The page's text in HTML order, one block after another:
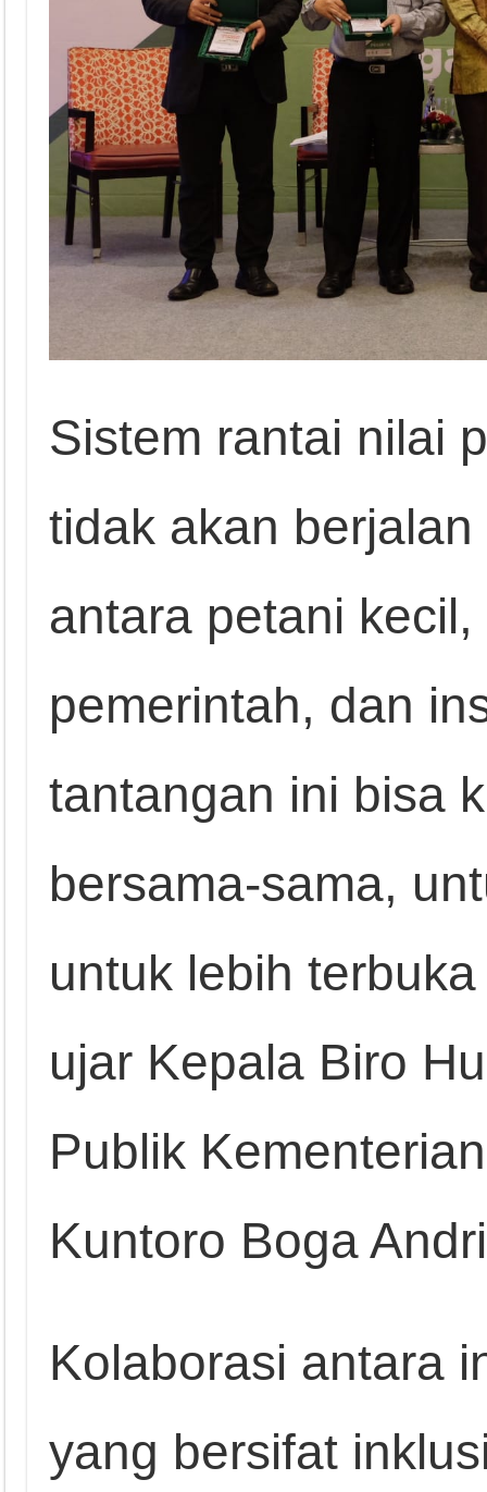
Sistem rantai nilai
tidak akan
antara petani
pemerintah, dan
tantangan ini bisa
bersama-sama,
untuk lebih
ujar Kepala Biro
Publik
Kuntoro Boga
Kolaborasi antara
yang bersifat